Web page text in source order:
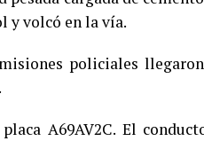
y volcó en la vía.
policiales
A69AV2C. El